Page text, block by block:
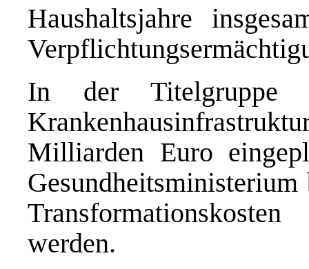
Haushaltsjahre
In der Titelgruppe
Milliarden Euro
werden.